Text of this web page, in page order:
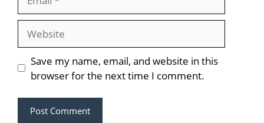
Website
Save my name, email, and website in this
browser for the next time I comment.